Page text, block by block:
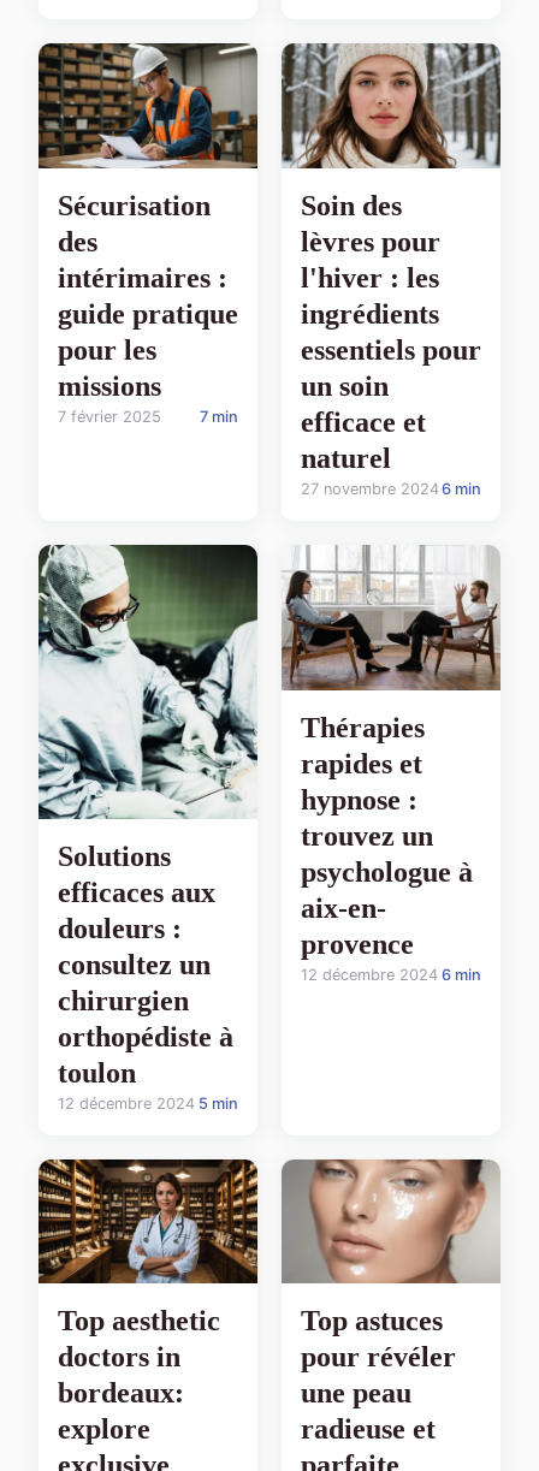
Sécurisation
des
intérimaires :
guide pratique
pour les
missions
7 février 2025 7 min
Soin des
lèvres pour
l'hiver : les
ingrédients
essentiels pour
un soin
efficace et
naturel
27 novembre 20246 min
Solutions
efficaces aux
douleurs :
consultez un
chirurgien
orthopédiste à
toulon
12 décembre 2024 5 min
Thérapies
rapides et
hypnose :
trouvez un
psychologue à
aix-en-
provence
12 décembre 2024 6 min
Top aesthetic
doctors in
bordeaux:
explore
Top astuces
pour révéler
une peau
radieuse et